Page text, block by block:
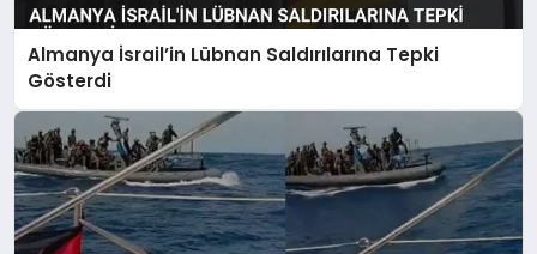
Almanya İsrail’in Lübnan Saldırılarına Tepki
Gösterdi